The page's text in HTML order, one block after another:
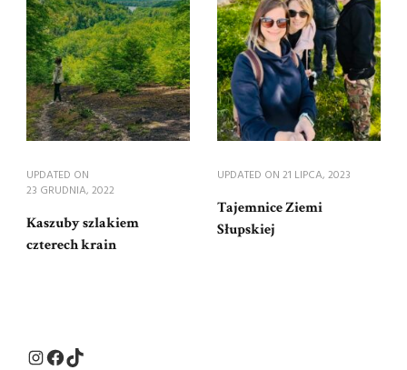
UPDATED ON
23 GRUDNIA, 2022
Kaszuby szlakiem
czterech krain
UPDATED ON 21 LIPCA, 2023
Tajemnice Ziemi
Słupskiej
Instagram Facebook TikTok